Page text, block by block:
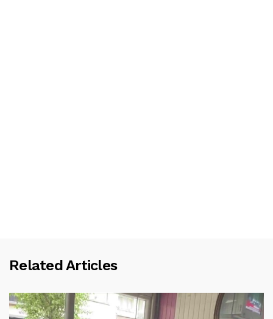
Related Articles